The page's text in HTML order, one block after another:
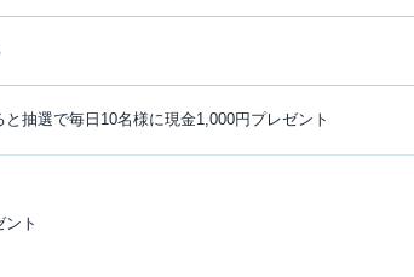
抽選で毎日10名様に現金1,000円プレゼント
ト